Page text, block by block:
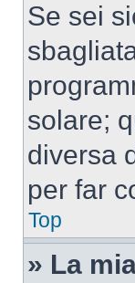
Se sei
solare;
diversa
per far
Top
» La